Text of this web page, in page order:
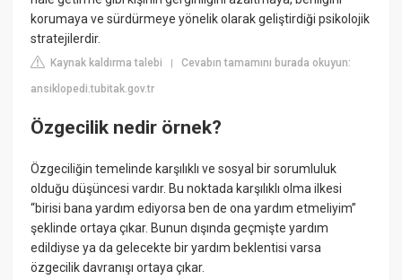
korumaya ve sürdürmeye yönelik olarak geliştirdiği psikolojik
stratejilerdir.
Kaynak kaldırma talebi |Cevabın tamamını burada okuyun:
ansiklopedi.tubitak.gov.tr
Özgecilik nedir örnek?
Özgeciliğin temelinde karşılıklı ve sosyal bir sorumluluk
olduğu düşüncesi vardır. Bu noktada karşılıklı olma ilkesi
“birisi bana yardım ediyorsa ben de ona yardım etmeliyim”
şeklinde ortaya çıkar. Bunun dışında geçmişte yardım
edildiyse ya da gelecekte bir yardım beklentisi varsa
özgecilik davranışı ortaya çıkar.